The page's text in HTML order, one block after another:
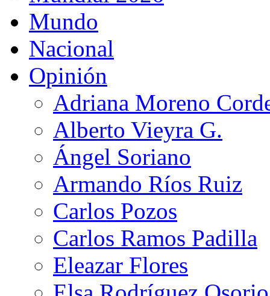
Mundo
Nacional
Opinión
Adriana Moreno
Alberto Vieyra G.
Ángel Soriano
Armando Ríos Ruiz
Carlos Pozos
Carlos Ramos Padilla
Eleazar Flores